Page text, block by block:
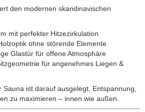
den modernen skandinavischen
mit perfekter Hitzezirkulation
ohne störende Elemente
Glastür für offene Atmosphäre
für angenehmes Liegen &
ist darauf ausgelegt, Entspannung,
zu maximieren – innen wie außen.